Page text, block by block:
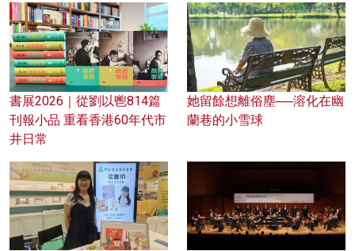
書展2026｜從劉以鬯814篇
刊報小品 重看香港60年代市
井日常
她留餘想離俗塵──溶化在幽
蘭巷的小雪球